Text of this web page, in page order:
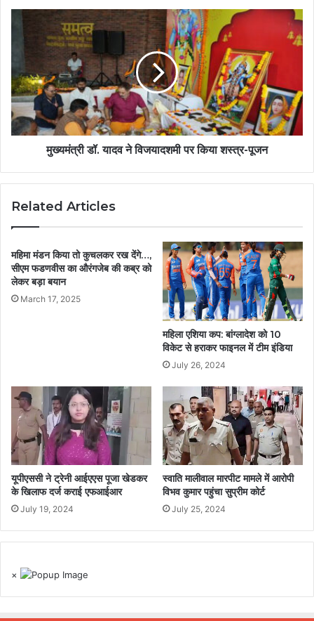
मुख्यमंत्री डॉ. यादव ने विजयादशमी पर किया शस्त्र-पूजन
Related Articles
महिमा मंडन किया तो कुचलकर रख देंगे…,
सीएम फडणवीस का औरंगजेब की कब्र को
लेकर बड़ा बयान
March 17, 2025
महिला एशिया कप: बांग्लादेश को 10
विकेट से हराकर फाइनल में टीम इंडिया
July 26, 2024
यूपीएससी ने ट्रेनी आईएएस पूजा खेडकर
के खिलाफ दर्ज कराई एफआईआर
July 19, 2024
स्वाति मालीवाल मारपीट मामले में आरोपी
विभव कुमार पहुंचा सुप्रीम कोर्ट
July 25, 2024
×